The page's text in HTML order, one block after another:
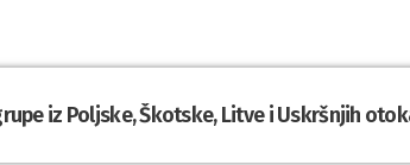
iz Poljske, Škotske, Litve i Uskršnjih